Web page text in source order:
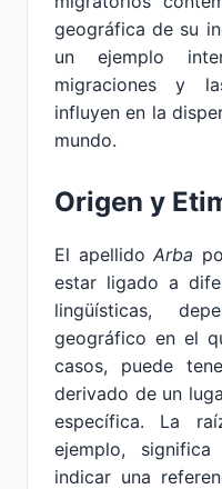
geográfica de su
un ejemplo
migraciones y
influyen en la
mundo.
Origen y
El apellidoArba
estar ligado a
lingüísticas,
geográfico en el
casos, puede
derivado de un
específica. La
ejemplo,
indicar una